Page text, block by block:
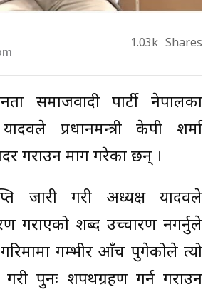
1.03k Shares
समाजवादी पार्टी नेपालका
प्रधानमन्त्री केपी शर्मा
गराउन माग गरेका छन् ।
जारी गरी अध्यक्ष यादवले
गराएको शब्द उच्चारण नगर्नुले
गरिमामा गम्भीर आँच पुगेकोले त्यो
पुनः शपथग्रहण गर्न गराउन